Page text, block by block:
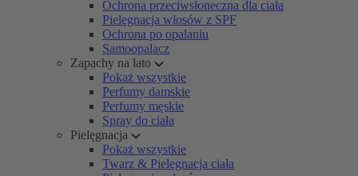
Ochrona przeciwsłoneczna dla ciała
Pielęgnacja włosów z SPF
Ochrona po opalaniu
Samoopalacz
Zapachy na lato
Pokaż wszystkie
Perfumy damskie
Perfumy męskie
Spray do ciała
Pielęgnacja
Pokaż wszystkie
Twarz & Pielęgnacja ciała